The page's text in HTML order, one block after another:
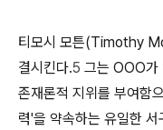
티모시 모튼(Timothy
결시킨다.5 그는 OOO가
존재론적 지위를 부여함
력'을 약속하는 유일한